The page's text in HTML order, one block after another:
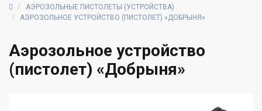
АЭРОЗОЛЬНЫЕ ПИСТОЛЕТЫ (УСТРОЙСТВА)
АЭРОЗОЛЬНОЕ УСТРОЙСТВО (ПИСТОЛЕТ) «ДОБРЫНЯ»
Аэрозольное устройство
(пистолет) «Добрыня»